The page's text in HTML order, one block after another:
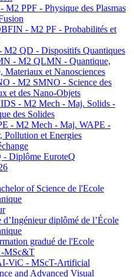
M2 PPF - Physique des Plasmas
- M2 PF - Probabilités et
M2 QD - Dispositifs Quantiques
- M2 QLMN - Quantique,
Materiaux et Nanosciences
- M2 SMNO - Science des
et des Nano-Objets
- M2 Mech - Maj. Solids -
des Solides
- M2 Mech - Maj. WAPE -
Pollution et Energies
- Diplôme EuroteQ
of Science de l'Ecole
diplômé de l’École
gradué de l'Ecole
-MSc&T
ViC - MScT-Artificial
and Advanced Visual